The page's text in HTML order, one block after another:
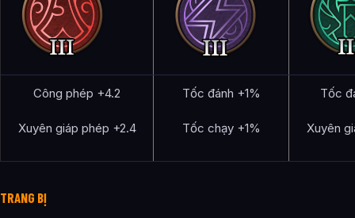
Công phép +4.2
Xuyên giáp phép +2.4
Tốc đánh +1%
Tốc chạy +1%
Tốc
Xuyên
TRANG BỊ